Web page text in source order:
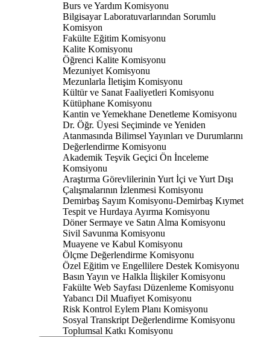
Burs ve Yardım Komisyonu
Bilgisayar Laboratuvarlarından Sorumlu
Komisyon
Fakülte Eğitim Komisyonu
Kalite Komisyonu
Öğrenci Kalite Komisyonu
Mezuniyet Komisyonu
Mezunlarla İletişim Komisyonu
Kültür ve Sanat Faaliyetleri Komisyonu
Kütüphane Komisyonu
Kantin ve Yemekhane Denetleme Komisyonu
Dr. Öğr. Üyesi Seçiminde ve Yeniden
Atanmasında Bilimsel Yayınları ve Durumlarını
Değerlendirme Komisyonu
Akademik Teşvik Geçici Ön İnceleme
Komsiyonu
Araştırma Görevlilerinin Yurt İçi ve Yurt Dışı
Çalışmalarının İzlenmesi Komisyonu
Demirbaş Sayım Komisyonu-Demirbaş Kıymet
Tespit ve Hurdaya Ayırma Komisyonu
Döner Sermaye ve Satın Alma Komisyonu
Sivil Savunma Komisyonu
Muayene ve Kabul Komisyonu
Ölçme Değerlendirme Komisyonu
Özel Eğitim ve Engellilere Destek Komisyonu
Basın Yayın ve Halkla İlişkiler Komisyonu
Fakülte Web Sayfası Düzenleme Komisyonu
Yabancı Dil Muafiyet Komisyonu
Risk Kontrol Eylem Planı Komisyonu
Sosyal Transkript Değerlendirme Komisyonu
Toplumsal Katkı Komisyonu